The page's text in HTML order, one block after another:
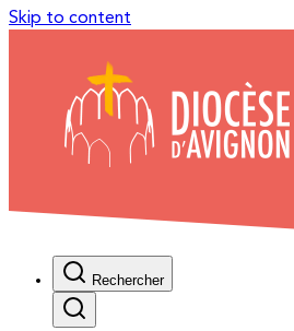
Skip to content
Rechercher